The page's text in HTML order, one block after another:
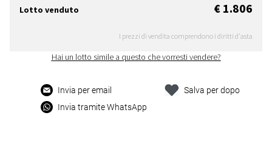
Lotto venduto € 1.806
I prezzi di vendita comprendono i diritti d'asta
Hai un lotto simile a questo che vorresti vendere?
Invia per email
Invia tramite WhatsApp
Salva per dopo